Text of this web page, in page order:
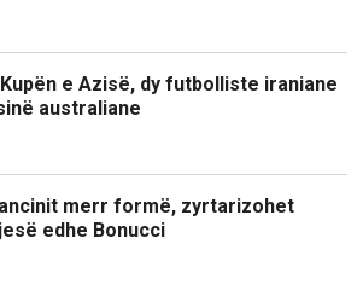
e Azisë, dy futbolliste iraniane
australiane
merr formë, zyrtarizohet
edhe Bonucci